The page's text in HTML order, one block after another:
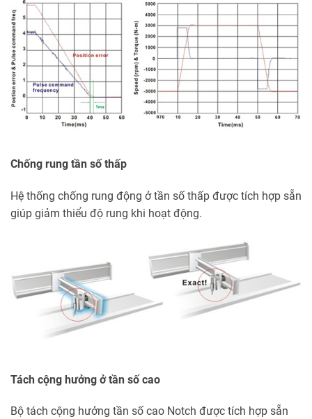
Chống rung tần số thấp
Hệ thống chống rung động ở tần số thấp được tích hợp sẵn
giúp giảm thiểu độ rung khi hoạt động.
Tách cộng hưởng ở tần số cao
Bộ tách cộng hưởng tần số cao Notch được tích hợp sẵn